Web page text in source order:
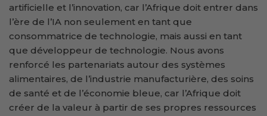
artificielle et l’innovation, car l’Afrique doit entrer dans
l’ère de l’IA non seulement en tant que
consommatrice de technologie, mais aussi en tant
que développeur de technologie. Nous avons
renforcé les partenariats autour des systèmes
alimentaires, de l’industrie manufacturière, des soins
de santé et de l’économie bleue, car l’Afrique doit
créer de la valeur à partir de ses propres ressources